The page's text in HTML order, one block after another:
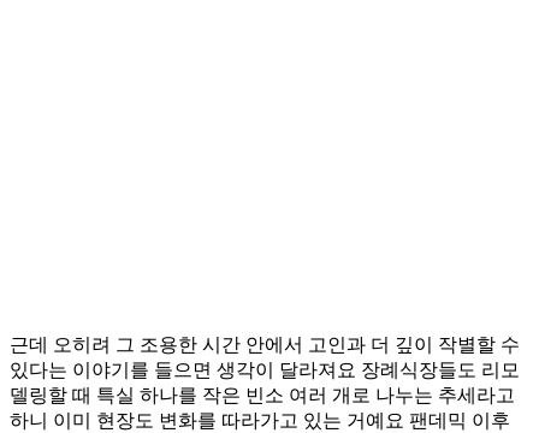
근데 오히려 그 조용한 시간 안에서 고인과 더 깊이 작별할 수
있다는 이야기를 들으면 생각이 달라져요 장례식장들도 리모
델링할 때 특실 하나를 작은 빈소 여러 개로 나누는 추세라고
하니 이미 현장도 변화를 따라가고 있는 거예요 팬데믹 이후